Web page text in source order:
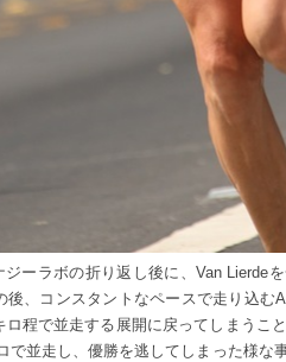
ーラボの折り返し後に、Van Lierde
後、コンスタントなペースで走り込む
程で並走する展開に戻ってしまうこ
で並走し、優勝を逃してしまった様な